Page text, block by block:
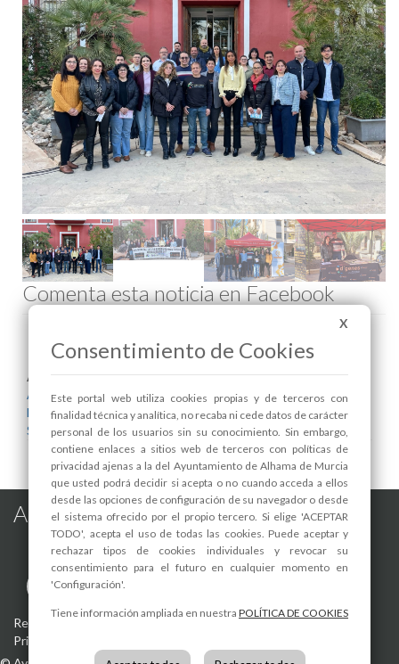
Comenta esta noticia en Facebook
Areas relacionadas:
Asociaciones
Bienestar Social
Salud
Alhama de Murcia en las Redes
Registro de actividades de tratamiento -Aviso Legal-Política de
Privacidad
X
Consentimiento de Cookies
Este portal web utiliza cookies propias y de terceros con
finalidad técnica y analítica, no recaba ni cede datos de carácter
personal de los usuarios sin su conocimiento. Sin embargo,
contiene enlaces a sitios web de terceros con políticas de
privacidad ajenas a la del Ayuntamiento de Alhama de Murcia
que usted podrá decidir si acepta o no cuando acceda a ellos
desde las opciones de configuración de su navegador o desde
el sistema ofrecido por el propio tercero. Si elige 'ACEPTAR
TODO', acepta el uso de todas las cookies. Puede aceptar y
rechazar tipos de cookies individuales y revocar su
consentimiento para el futuro en cualquier momento en
'Configuración'.
Tiene información ampliada en nuestra POLÍTICA DE COOKIES